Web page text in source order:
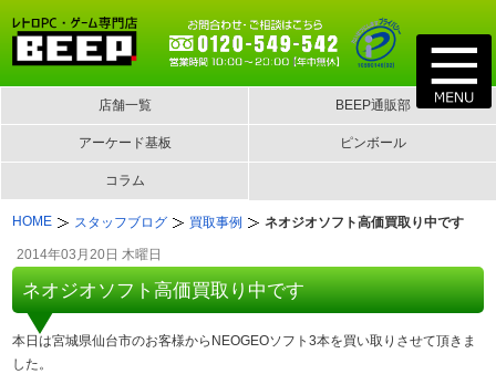
店舗一覧 BEEP通販部
アーケード基板 ピンボール
コラム
HOME スタッフブログ 買取事例 ネオジオソフト高価買取り中です
2014年03月20日 木曜日
ネオジオソフト高価買取り中です
本日は宮城県仙台市のお客様からNEOGEOソフト3本を買い取りさせて頂きま
した。